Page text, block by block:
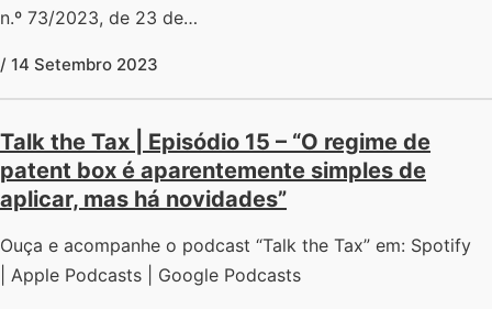
n.º 73/2023, de 23 de…
/ 14 Setembro 2023
Talk the Tax | Episódio 15 – “O regime de
patent box é aparentemente simples de
aplicar, mas há novidades”
Ouça e acompanhe o podcast “Talk the Tax” em: Spotify
| Apple Podcasts | Google Podcasts